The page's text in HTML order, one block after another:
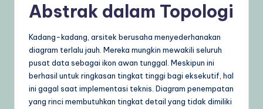
Abstrak dalam Topologi
Kadang-kadang, arsitek berusaha menyederhanakan
diagram terlalu jauh. Mereka mungkin mewakili seluruh
pusat data sebagai ikon awan tunggal. Meskipun ini
berhasil untuk ringkasan tingkat tinggi bagi eksekutif, hal
ini gagal saat implementasi teknis. Diagram penempatan
yang rinci membutuhkan tingkat detail yang tidak dimiliki